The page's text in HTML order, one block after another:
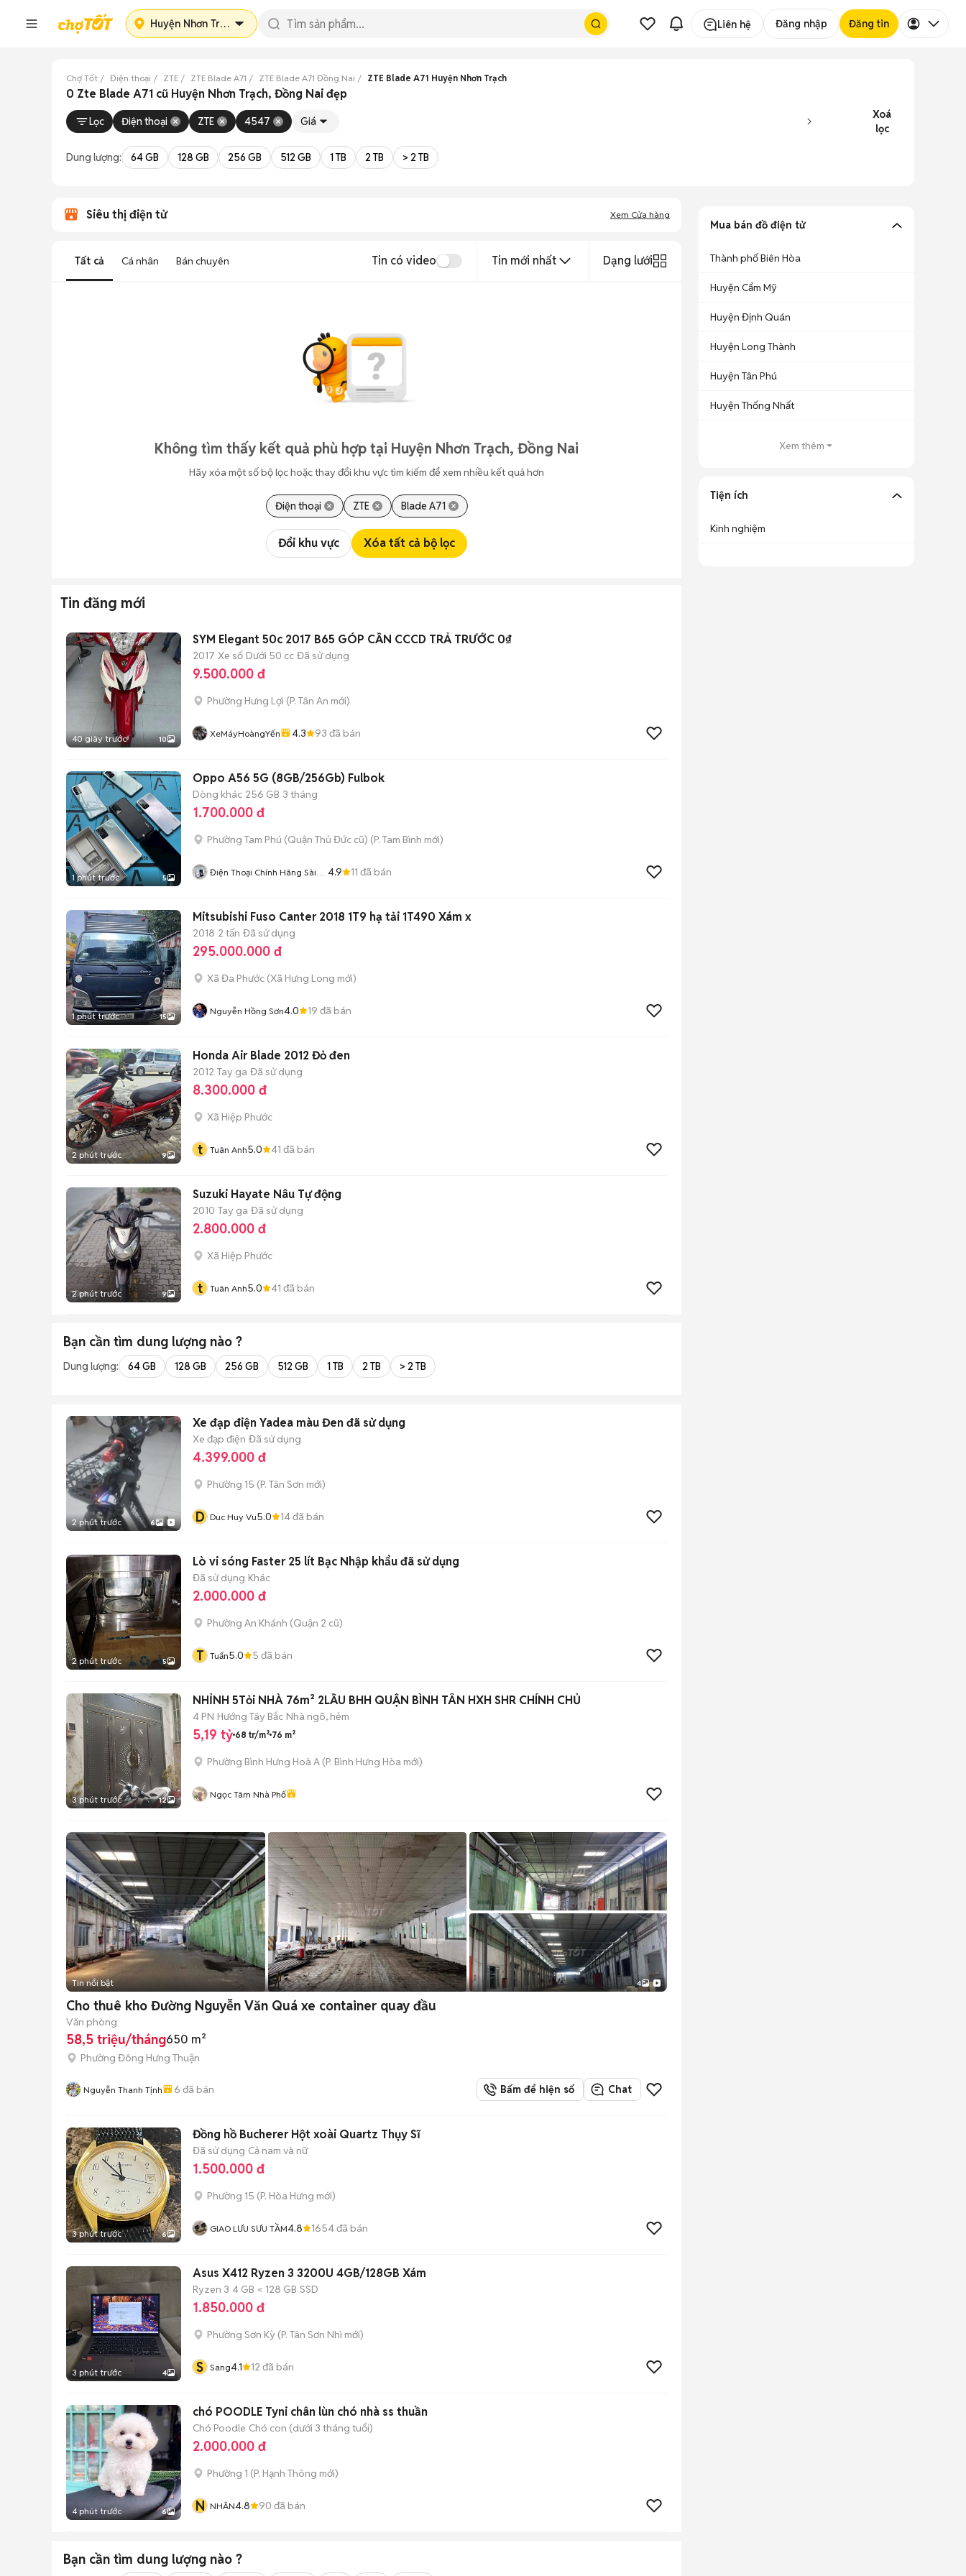
Huyện Nhơn Trạch Liên hệ Đăng nhập Đăng tin
Chợ Tốt Điện thoại ZTE ZTE Blade A71 ZTE Blade A71 Đồng Nai ZTE Blade A71 Huyện Nhơn Trạch
0 Zte Blade A71 cũ Huyện Nhơn Trạch, Đồng Nai đẹp
Lọc Điện thoại ZTE 4547 Giá
Xoá
lọc
Dung lượng: 64 GB 128 GB 256 GB 512 GB 1 TB 2 TB > 2 TB
Siêu thị điện tử Xem Cửa hàng
Tất cả Cá nhân Bán chuyên Tin có video Tin mới nhất Dạng lưới
Không tìm thấy kết quả phù hợp tại Huyện Nhơn Trạch, Đồng Nai
Hãy xóa một số bộ lọc hoặc thay đổi khu vực tìm kiếm để xem nhiều kết quả hơn
Điện thoại ZTE Blade A71
Đổi khu vực Xóa tất cả bộ lọc
Tin đăng mới
40 giây trước 10
SYM Elegant 50c 2017 B65 GÓP CẦN CCCD TRẢ TRƯỚC 0₫
2017 Xe số Dưới 50 cc Đã sử dụng
9.500.000 đ
Phường Hưng Lợi (P. Tân An mới)
XeMáyHoàngYến 4.3 93 đã bán
1 phút trước 5
Oppo A56 5G (8GB/256Gb) Fulbok
Dòng khác 256 GB 3 tháng
1.700.000 đ
Phường Tam Phú (Quận Thủ Đức cũ) (P. Tam Bình mới)
Điện Thoại Chính Hãng Sài
4.9 11 đã bán
1 phút trước 15
Mitsubishi Fuso Canter 2018 1T9 hạ tải 1T490 Xám x
2018 2 tấn Đã sử dụng
295.000.000 đ
Xã Đa Phước (Xã Hưng Long mới)
Nguyễn Hồng Sơn4.0 19 đã bán
2 phút trước 9
Honda Air Blade 2012 Đỏ đen
2012 Tay ga Đã sử dụng
8.300.000 đ
Xã Hiệp Phước
t Tuân Anh5.0 41 đã bán
2 phút trước 9
Suzuki Hayate Nâu Tự động
2010 Tay ga Đã sử dụng
2.800.000 đ
Xã Hiệp Phước
t Tuân Anh5.0 41 đã bán
Bạn cần tìm dung lượng nào ?
Dung lượng: 64 GB 128 GB 256 GB 512 GB 1 TB 2 TB > 2 TB
2 phút trước 6
Xe đạp điện Yadea màu Đen đã sử dụng
Xe đạp điện Đã sử dụng
4.399.000 đ
Phường 15 (P. Tân Sơn mới)
D Duc Huy Vu5.0 14đã bán
2 phút trước 5
Lò vi sóng Faster 25 lít Bạc Nhập khẩu đã sử dụng
Đã sử dụng Khác
2.000.000 đ
Phường An Khánh (Quận 2 cũ)
T Tuấn5.0 5 đã bán
3 phút trước 12
NHỈNH 5Tỏi NHÀ 76m² 2LẦU BHH QUẬN BÌNH TÂN HXH SHR CHÍNH CHỦ
4 PN Hướng Tây Bắc Nhà ngõ, hẻm
5,19 tỷ 68 tr/m² 76 m²
Phường Bình Hưng Hoà A (P. Bình Hưng Hòa mới)
Ngọc Tâm Nhà Phố
Tin nổi bật 4
Cho thuê kho Đường Nguyễn Văn Quá xe container quay đầu
Văn phòng
58,5 triệu/tháng650 m²
Phường Đông Hưng Thuận
Nguyễn Thanh Tịnh 6 đã bán Bấm để hiện số Chat
3 phút trước 6
Đồng hồ Bucherer Hột xoài Quartz Thụy Sĩ
Đã sử dụng Cả nam và nữ
1.500.000 đ
Phường 15 (P. Hòa Hưng mới)
GIAO LƯU SƯU TẦM4.8 1654đã bán
3 phút trước 4
Asus X412 Ryzen 3 3200U 4GB/128GB Xám
Ryzen 3 4 GB < 128 GB SSD
1.850.000 đ
Phường Sơn Kỳ (P. Tân Sơn Nhì mới)
S Sang4.1 12 đã bán
4 phút trước 6
chó POODLE Tyni chân lùn chó nhà ss thuần
Chó Poodle Chó con (dưới 3 tháng tuổi)
2.000.000 đ
Phường 1 (P. Hạnh Thông mới)
N NHÂN4.8 90 đã bán
Bạn cần tìm dung lượng nào ?
Mua bán đồ điện tử
Thành phố Biên Hòa
Huyện Cẩm Mỹ
Huyện Định Quán
Huyện Long Thành
Huyện Tân Phú
Huyện Thống Nhất
Xem thêm
Tiện ích
Kinh nghiệm